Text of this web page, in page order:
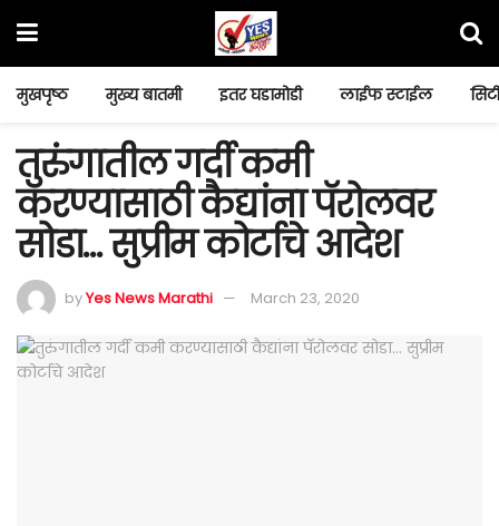
मुखपृष्ठ मुख्य बातमी इतर घडामोडी लाईफ स्टाईल
तुरुंगातील गर्दी कमी
करण्यासाठी कैद्यांना पॅरोलवर
सोडा… सुप्रीम कोर्टाचे आदेश
byYes News Marathi March 23, 2020